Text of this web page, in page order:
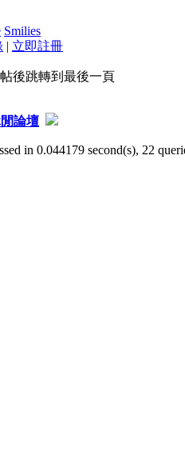
Smilies
| 立即註冊
後跳轉到最後一頁
論壇
in 0.044179 second(s), 22